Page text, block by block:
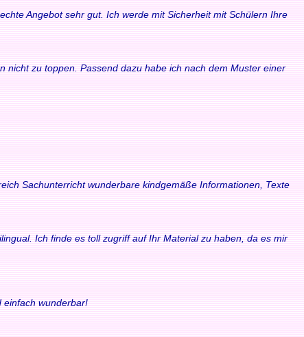
Angebot sehr gut. Ich werde mit Sicherheit mit Schülern Ihre
nicht zu toppen. Passend dazu habe ich nach dem Muster einer
Sachunterricht wunderbare kindgemäße Informationen, Texte
Ich finde es toll zugriff auf Ihr Material zu haben, da es mir
einfach wunderbar!